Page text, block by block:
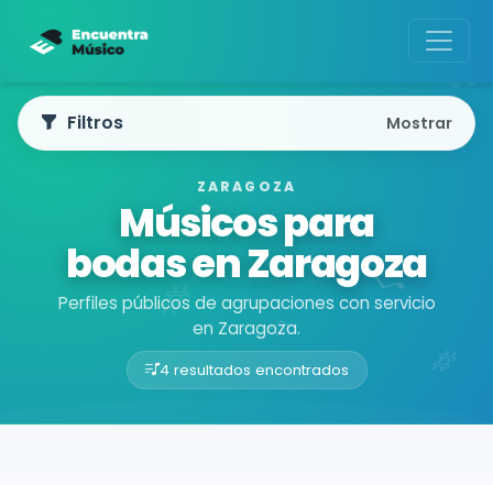
ZARAGOZA
Músicos para
bodas en Zaragoza
Perfiles públicos de agrupaciones con servicio
en Zaragoza.
4 resultados encontrados
Buscador de músicos
Filtros Mostrar